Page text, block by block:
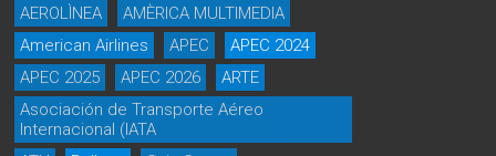
AEROLÌNEA
AMÈRICA MULTIMEDIA
American Airlines
APEC
APEC 2024
APEC 2025
APEC 2026
ARTE
Asociación de Transporte Aéreo
Internacional (IATA